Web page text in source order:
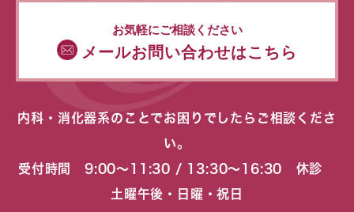
お気軽にご相談ください
メールお問い合わせはこちら
内科・消化器系のことでお困りでしたらご相談くださ
い。
受付時間 9:00〜11:30 / 13:30〜16:30 休診
土曜午後・日曜・祝日